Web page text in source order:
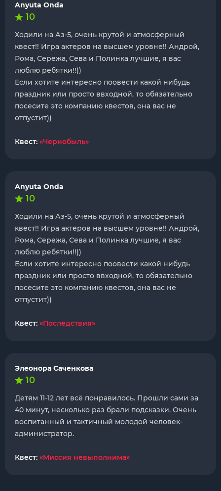
Anyuta Onda
10
Ходили на Аз-5, очень крутой и атмосферный
квест!! Игра актеров на высшем уровне!! Андрой,
Рома, Сережа, Сева и Полинка лучшие, я вас
люблю ребятки!!))
Если хотите интересно поовести какой нибудь
праздник или просто ввходной, то обязательно
посесите это компанию квестов, она вас не
отпустит))
Квест: «Чернобыль»
Anyuta Onda
10
Ходили на Аз-5, очень крутой и атмосферный
квест!! Игра актеров на высшем уровне!! Андрой,
Рома, Сережа, Сева и Полинка лучшие, я вас
люблю ребятки!!))
Если хотите интересно поовести какой нибудь
праздник или просто ввходной, то обязательно
посесите это компанию квестов, она вас не
отпустит))
Квест: «Последствия»
Элеонора Саченкова
10
Детям 11-12 лет всё понравилось. Прошли сами за
40 минут, несколько раз брали подсказки. Очень
воспитанный и тактичный молодой человек-
администратор.
Квест: «Миссия невыполнима»